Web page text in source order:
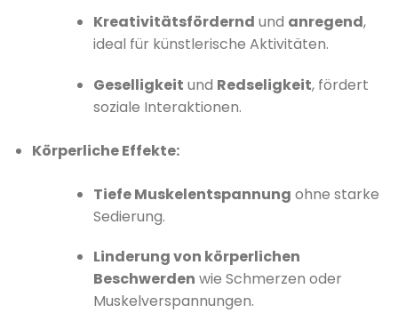
Kreativitätsfördernd und anregend,
ideal für künstlerische Aktivitäten.
Geselligkeit und Redseligkeit, fördert
soziale Interaktionen.
Körperliche Effekte:
Tiefe Muskelentspannung ohne starke
Sedierung.
Linderung von körperlichen
Beschwerden wie Schmerzen oder
Muskelverspannungen.